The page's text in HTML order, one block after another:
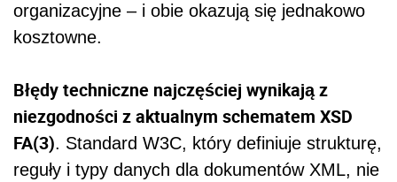
organizacyjne – i obie okazują się jednakowo
kosztowne.
Błędy techniczne najczęściej wynikają z
niezgodności z aktualnym schematem XSD
FA(3). Standard W3C, który definiuje strukturę,
reguły i typy danych dla dokumentów XML, nie